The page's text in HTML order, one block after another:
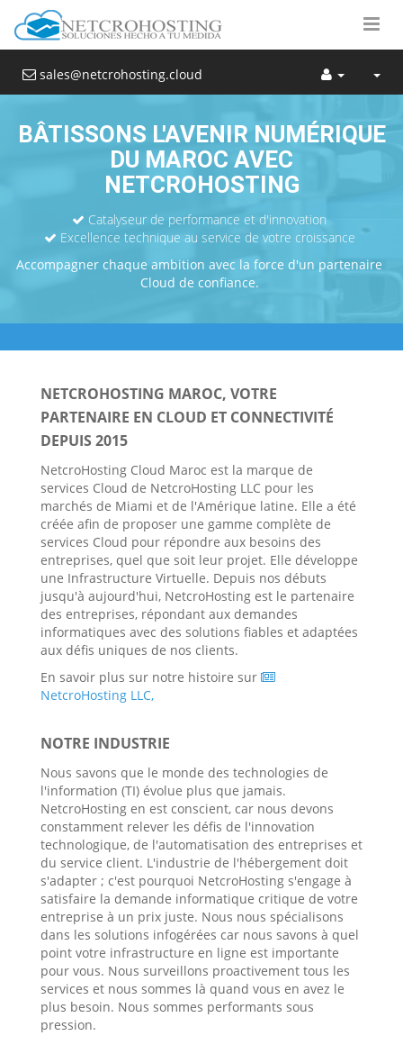
sales@netcrohosting.cloud
BÂTISSONS L'AVENIR NUMÉRIQUE
DU MAROC AVEC
NETCROHOSTING
Catalyseur de performance et d'innovation
Excellence technique au service de votre croissance
Accompagner chaque ambition avec la force d'un partenaire
Cloud de confiance.
NETCROHOSTING MAROC, VOTRE
PARTENAIRE EN CLOUD ET CONNECTIVITÉ
DEPUIS 2015
NetcroHosting Cloud Maroc est la marque de
services Cloud de NetcroHosting LLC pour les
marchés de Miami et de l'Amérique latine. Elle a été
créée afin de proposer une gamme complète de
services Cloud pour répondre aux besoins des
entreprises, quel que soit leur projet. Elle développe
une Infrastructure Virtuelle. Depuis nos débuts
jusqu'à aujourd'hui, NetcroHosting est le partenaire
des entreprises, répondant aux demandes
informatiques avec des solutions fiables et adaptées
aux défis uniques de nos clients.
En savoir plus sur notre histoire sur
NetcroHosting LLC,
NOTRE INDUSTRIE
Nous savons que le monde des technologies de
l'information (TI) évolue plus que jamais.
NetcroHosting en est conscient, car nous devons
constamment relever les défis de l'innovation
technologique, de l'automatisation des entreprises et
du service client. L'industrie de l'hébergement doit
s'adapter ; c'est pourquoi NetcroHosting s'engage à
satisfaire la demande informatique critique de votre
entreprise à un prix juste. Nous nous spécialisons
dans les solutions infogérées car nous savons à quel
point votre infrastructure en ligne est importante
pour vous. Nous surveillons proactivement tous les
services et nous sommes là quand vous en avez le
plus besoin. Nous sommes performants sous
pression.